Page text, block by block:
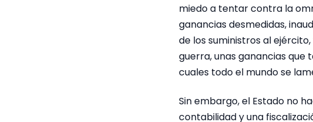
miedo a tentar contra la
ganancias desmedidas,
de los suministros al
guerra, unas ganancias que
cuales todo el mundo se
Sin embargo, el Estado no
contabilidad y una